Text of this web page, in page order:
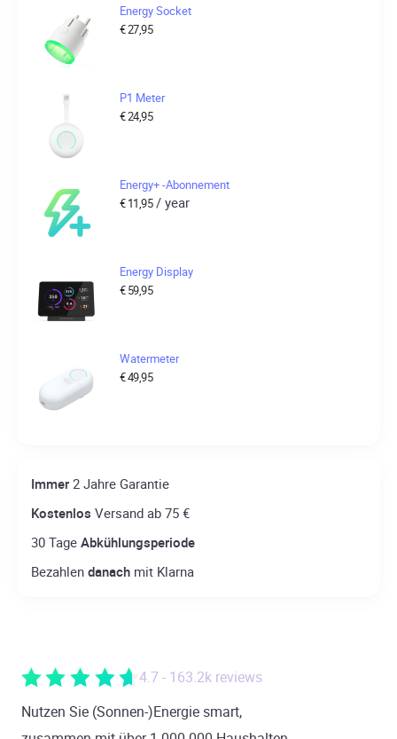
Energy Socket
€27,95
P1 Meter
€24,95
Energy+ -Abonnement
€11,95 / year
Energy Display
€59,95
Watermeter
€49,95
Immer 2 Jahre Garantie
Kostenlos Versand ab 75 €
30 TageAbkühlungsperiode
Bezahlendanach mit Klarna
4.7 - 163.2k reviews
Nutzen Sie (Sonnen-)Energie smart,